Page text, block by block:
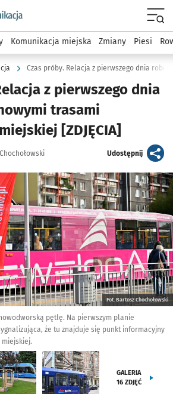
podserwis: Komunikacja
Komunikacja miejska Zmiany Piesi
z pierwszego dnia
trasami
[ZDJĘCIA]
Udostępnijartykuł
Fot. Bartosz Chochołowski
pętlę. Na pierwszym planie
że tu znajduje się punkt informacyjny
GALERIA
16 ZDJĘĆ